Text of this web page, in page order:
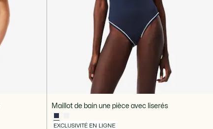
Maillot de bain une pièce avec liserés
EXCLUSIVITÉ EN LIGNE